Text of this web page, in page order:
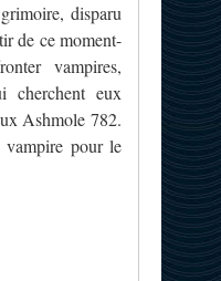
disparu
de ce moment-
vampires,
cherchent eux
Ashmole 782.
pour le